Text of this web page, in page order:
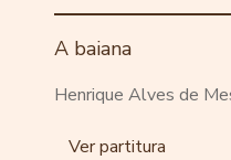
A baiana
Henrique Alves de
Ver partitura